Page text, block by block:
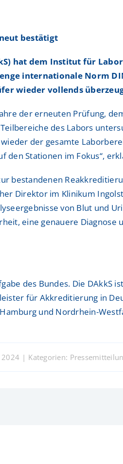
Immonologie
Immonologie
bestätigt
hat dem Institut für
internationale Norm
wieder vollends
der erneuten Prüfung,
des Labors
der gesamte
den Stationen im Fokus“,
bestandenen
Direktor im Klinikum
von Blut und
eine genauere
des Bundes. Die
für Akkreditierung in
und Nordrhein-
| Kategorien: